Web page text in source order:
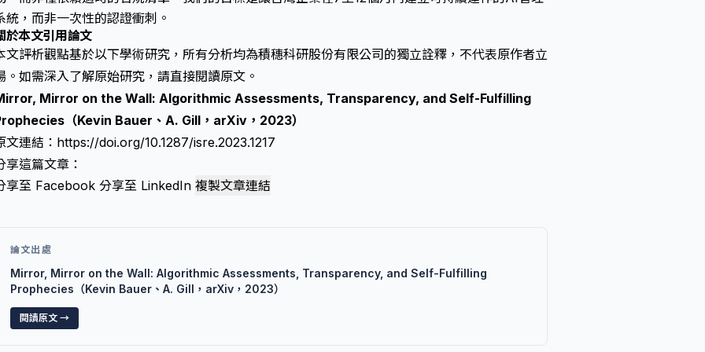
統，而非一次性的認證衝刺。
於本文引用論文
文評析觀點基於以下學術研究，所有分析均為積穗科研股份有限公司的獨立詮釋，不代表原作者立
。如需深入了解原始研究，請直接閱讀原文。
Mirror on the Wall: Algorithmic Assessments, Transparency, and Self-Fulfilling
（Kevin Bauer、A. Gill，arXiv，2023）
文連結： https://doi.org/10.1287/isre.2023.1217
享這篇文章：
享至 Facebook 分享至 LinkedIn 複製文章連結
論文出處
Mirror, Mirror on the Wall: Algorithmic Assessments, Transparency, and Self-Fulfilling
Prophecies（Kevin Bauer、A. Gill，arXiv，2023）
閱讀原文 →